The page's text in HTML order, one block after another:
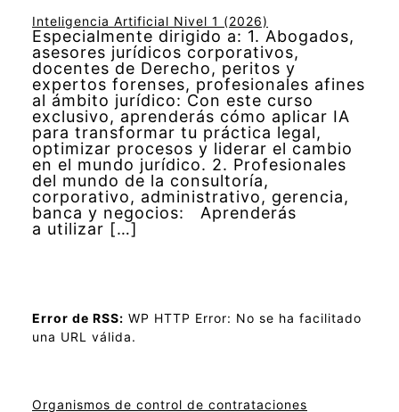
Inteligencia Artificial Nivel 1 (2026)
Especialmente dirigido a: 1. Abogados,
asesores jurídicos corporativos,
docentes de Derecho, peritos y
expertos forenses, profesionales afines
al ámbito jurídico: Con este curso
exclusivo, aprenderás cómo aplicar IA
para transformar tu práctica legal,
optimizar procesos y liderar el cambio
en el mundo jurídico. 2. Profesionales
del mundo de la consultoría,
corporativo, administrativo, gerencia,
banca y negocios: Aprenderás
a utilizar […]
Error de RSS: WP HTTP Error: No se ha facilitado
una URL válida.
Organismos de control de contrataciones